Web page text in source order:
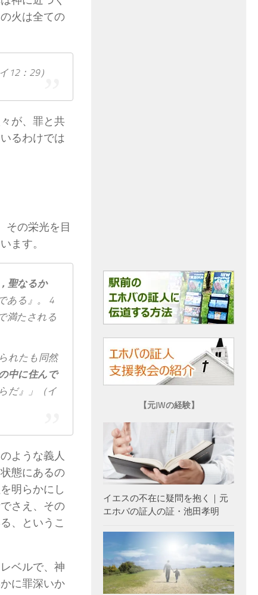
火は全ての
12：29）
が、罪と共
るわけでは
その栄光を目
ます。
聖なるか
ある』。 4
満たさ​れる​
れ​た​も​同然​
中に住ん で
だ』」（イ
ような義人
態にあるの
明らかにし
さえ、その
、というこ
ベルで、神
に罪深いか
【元JWの経験】
イエスの不在に疑問を抱く｜元
エホバの証人の証・池田孝明